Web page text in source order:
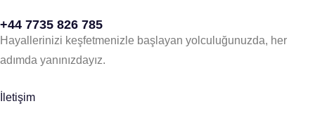
+44 7735 826 785
Hayallerinizi keşfetmenizle başlayan yolculuğunuzda, her
adımda yanınızdayız.
İletişim